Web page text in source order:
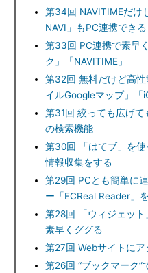
第34回 NAVITIMEだけ
NAVI」もPC連携できる
第33回 PC連携で素早
ク」「NAVITIME」
第32回 無料だけど高
イルGoogleマップ」「
第31回 絞っても広げ
の検索機能
第30回 「はてブ」を
情報収集をする
第29回 PCとも簡単に
ー「ECReal Reader」
第28回 「ウィジェッ
素早くググる
第27回 Webサイトにア
第26回 “ブックマーク”